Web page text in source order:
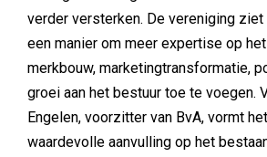
verder versterken. De vereniging
een manier om meer expertise op
merkbouw, marketingtransformatie,
groei aan het bestuur toe te voegen.
Engelen, voorzitter van BvA, vormt
waardevolle aanvulling op het